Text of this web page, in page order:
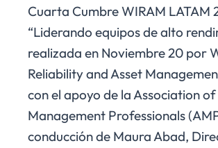
Cuarta Cumbre WIRAM LATAM
“Liderando equipos de alto
realizada en Noviembre 20 por
Reliability and Asset
con el apoyo de la Association of
Management Professionals
conducción de Maura Abad,